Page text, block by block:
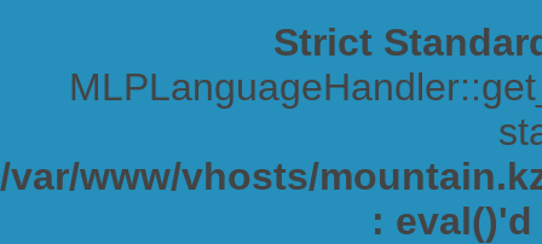
Strict
/var/www/vhosts/
: